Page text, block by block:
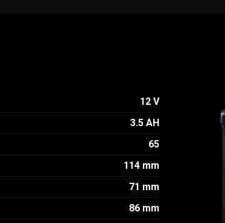
12 V
3.5 AH
65
114 mm
71 mm
86 mm